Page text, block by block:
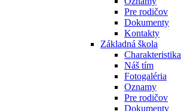
Pre rodičov
Dokumenty
Kontakty
Základná škola
Charakteristika
Náš tím
Fotogaléria
Oznamy
Pre rodičov
Dokumenty